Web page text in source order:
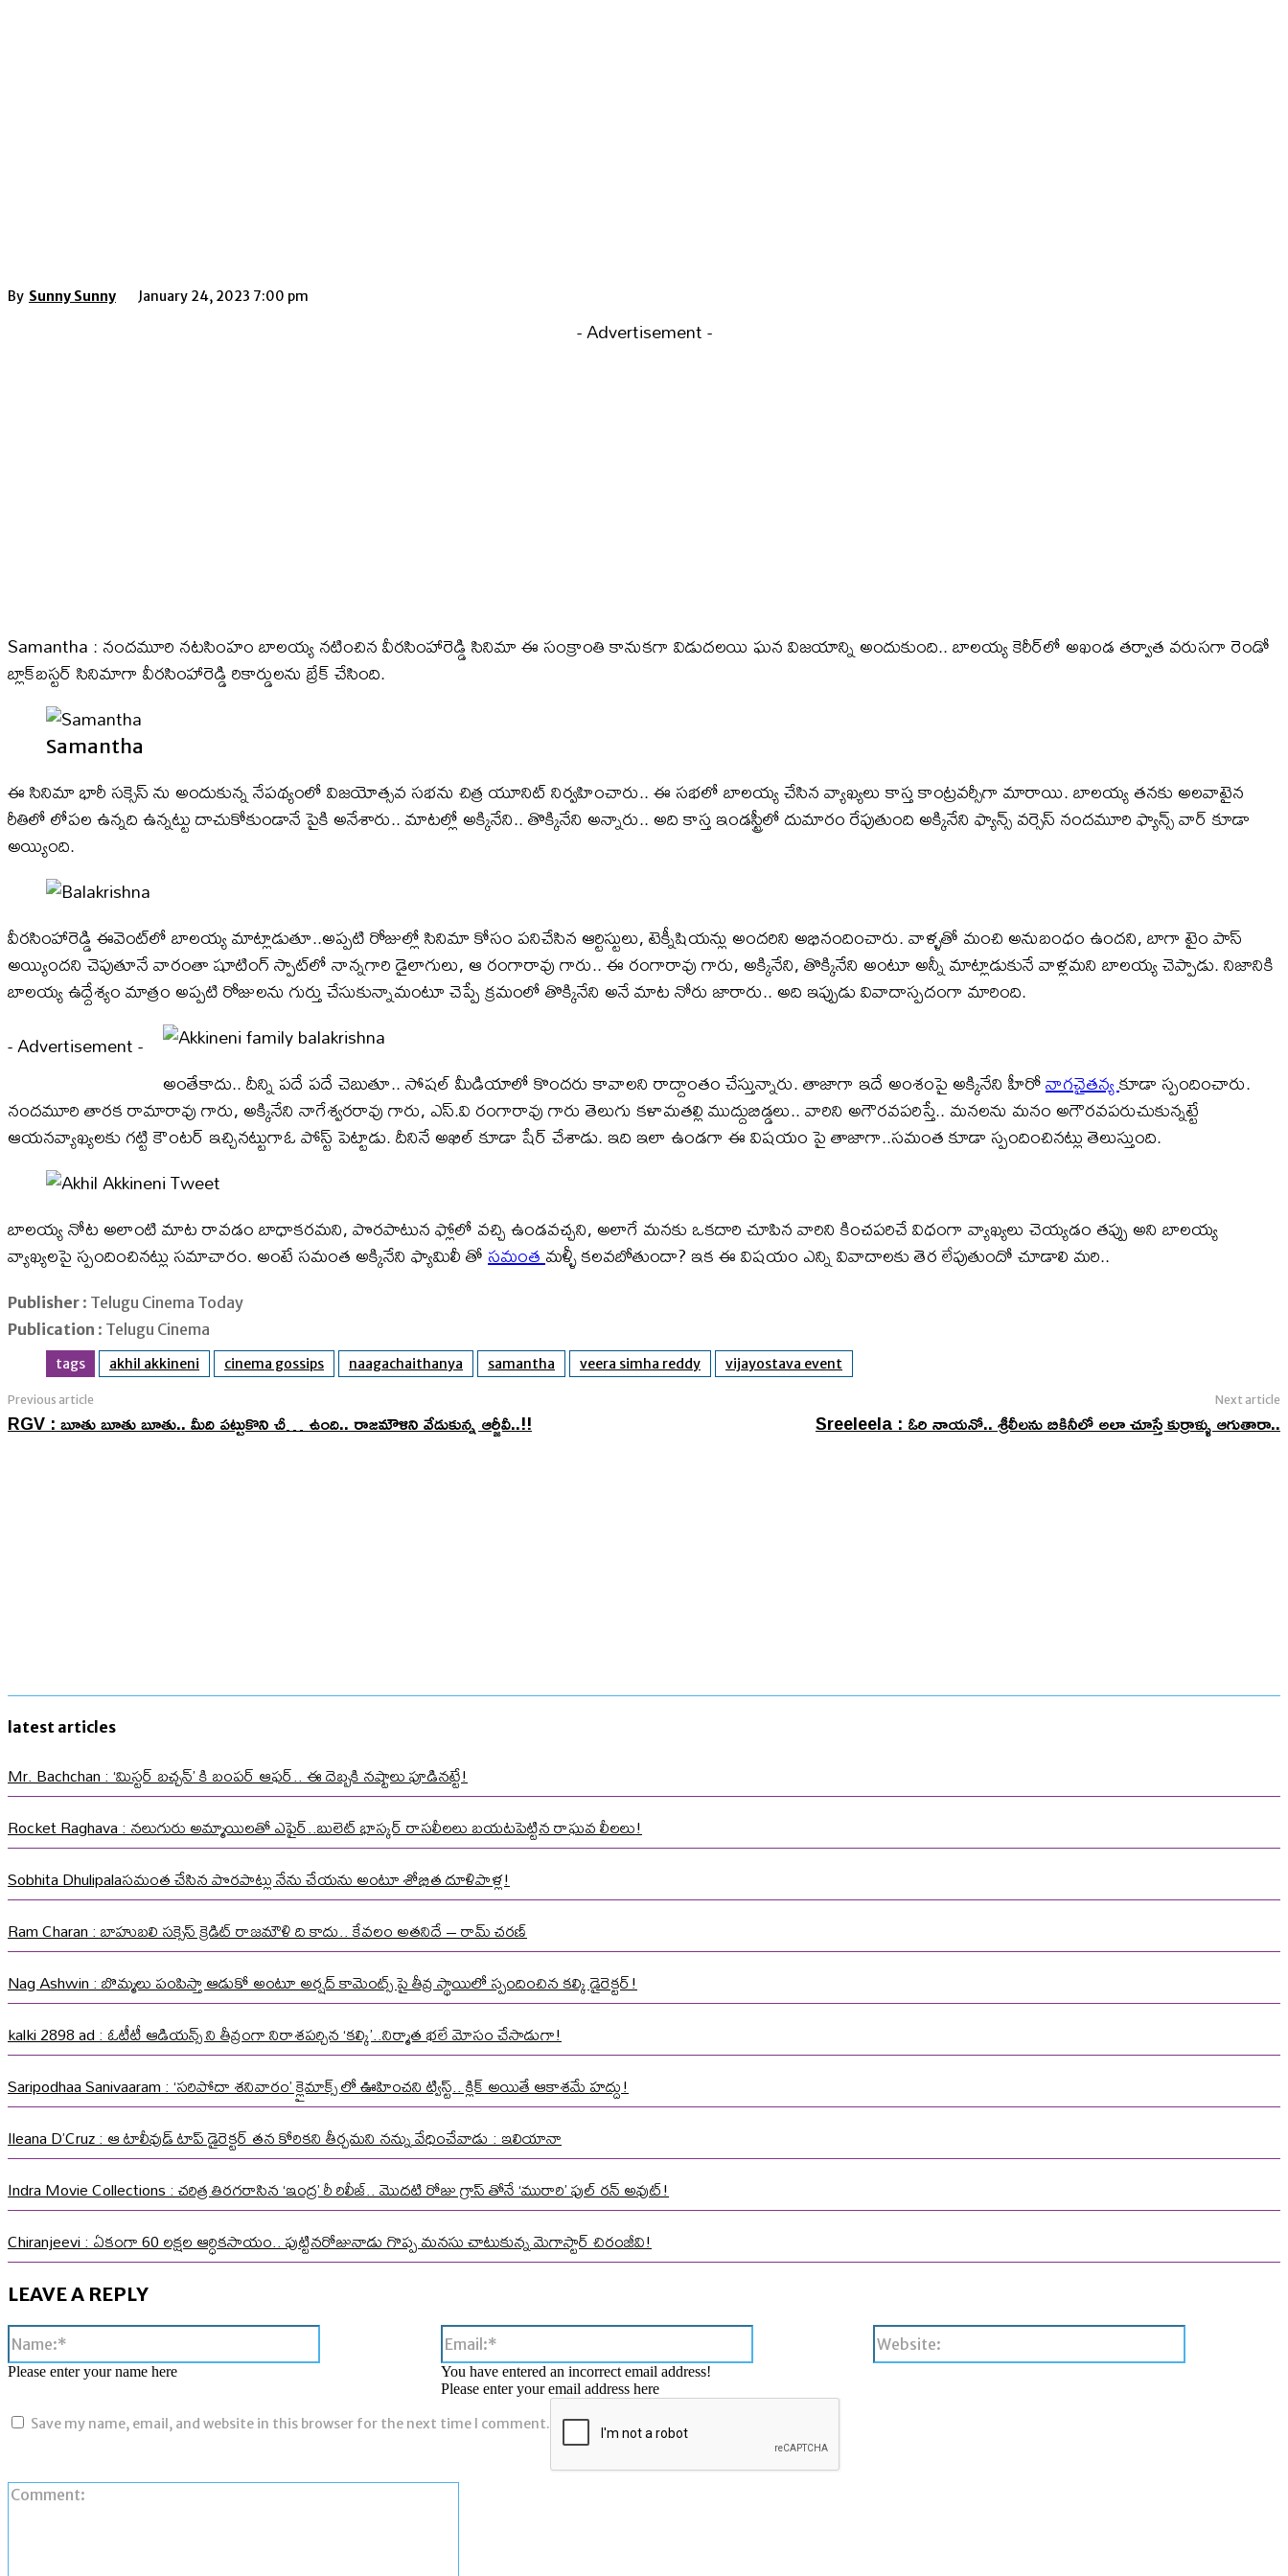
By Sunny Sunny January 24, 2023 7:00 pm
- Advertisement -
Samantha : నందమూరి నటసింహం బాలయ్య నటించిన వీరసింహారెడ్డి సినిమా ఈ సంక్రాంతి కానుకగా విడుదలయి ఘన విజయాన్ని అందుకుంది.. బాలయ్య కెరీర్‌లో అఖండ తర్వాత వరుసగా రెండో
బ్లాక్‌బస్టర్ సినిమాగా వీరసింహారెడ్డి రికార్డులను బ్రేక్ చేసింది.
Samantha
ఈ సినిమా భారీ సక్సెస్ ను అందుకున్న నేపథ్యంలో విజయోత్సవ సభను చిత్ర యూనిట్ నిర్వహించారు.. ఈ సభలో బాలయ్య చేసిన వ్యాఖ్యలు కాస్త కాంట్రవర్సీగా మారాయి. బాలయ్య తనకు అలవాటైన
రీతిలో లోపల ఉన్నది ఉన్నట్టు దాచుకోకుండానే పైకి అనేశారు.. మాటల్లో అక్కినేని.. తొక్కినేని అన్నారు.. అది కాస్త ఇండస్ట్రీలో దుమారం రేపుతుంది అక్కినేని ఫ్యాన్స్ వర్సెస్ నందమూరి ఫ్యాన్స్ వార్ కూడా
అయ్యింది.
వీరసింహారెడ్డి ఈవెంట్‌లో బాలయ్య మాట్లాడుతూ..అప్పటి రోజుల్లో సినిమా కోసం పనిచేసిన ఆర్టిస్టులు, టెక్నీషియన్లు అందరిని అభినందించారు. వాళ్ళతో మంచి అనుబంధం ఉందని, బాగా టైం పాస్
అయ్యిందని చెపుతూనే వారంతా షూటింగ్ స్పాట్‌లో నాన్నగారి డైలాగులు, ఆ రంగారావు గారు.. ఈ రంగారావు గారు, అక్కినేని, తొక్కినేని అంటూ అన్నీ మాట్లాడుకునే వాళ్లమని బాలయ్య చెప్పాడు. నిజానికి
బాలయ్య ఉద్దేశ్యం మాత్రం అప్పటి రోజులను గుర్తు చేసుకున్నామంటూ చెప్పే క్రమంలో తొక్కినేని అనే మాట నోరు జారారు.. అది ఇప్పుడు వివాదాస్పదంగా మారింది.
- Advertisement -
అంతేకాదు.. దీన్ని పదే పదే చెబుతూ.. సోషల్ మీడియాలో కొందరు కావాలని రాద్దాంతం చేస్తున్నారు. తాజాగా ఇదే అంశంపై అక్కినేని హీరోనాగచైతన్యకూడా స్పందించారు.
నందమూరి తారక రామారావు గారు, అక్కినేని నాగేశ్వరరావు గారు, ఎస్‌.వి రంగారావు గారు తెలుగు కళామతల్లి ముద్దుబిడ్డలు.. వారిని అగౌరవపరిస్తే.. మనలను మనం అగౌరవపరుచుకున్నట్టే
ఆయనవ్యాఖ్యలకు గట్టి కౌంటర్ ఇచ్చినట్టుగాఓ పోస్ట్ పెట్టాడు. దీనినే అఖిల్ కూడా షేర్ చేశాడు. ఇది ఇలా ఉండగా ఈ విషయం పై తాజాగా..స‌మంత కూడా స్పందించిన‌ట్లు తెలుస్తుంది.
బాల‌య్య నోట అలాంటి మాట రావ‌డం బాధాక‌ర‌మ‌ని, పొర‌పాటున ఫ్లోలో వ‌చ్చి ఉండ‌వ‌చ్చ‌ని, అలాగే మనకు ఒకదారి చూపిన వారిని కించపరిచే విధంగా వ్యాఖ్యలు చెయ్యడం తప్పు అని బాలయ్య
వ్యాఖ్య‌ల‌పై స్పందించిన‌ట్లు సమాచారం. అంటే సమంత అక్కినేని ఫ్యామిలీ తోసమంతమళ్ళీ కలవబోతుందా? ఇక ఈ విషయం ఎన్ని వివాదాలకు తెర లేపుతుందో చూడాలి మరి..
Publisher : Telugu Cinema Today
Publication : Telugu Cinema
tags akhil akkineni cinema gossips naagachaithanya samantha veera simha reddy vijayostava event
Previous article
RGV : బూతు బూతు బూతు.. మీది పట్టుకొని చీ… ఉంది.. రాజమౌళిని వేడుకున్న ఆర్జీవీ..!!
Next article
Sreeleela : ఓరి నాయనో.. శ్రీలీలను బికినీలో అలా చూస్తే కుర్రాళ్ళు ఆగుతారా..
latest articles
Mr. Bachchan : ‘మిస్టర్ బచ్చన్’ కి బంపర్ ఆఫర్.. ఈ దెబ్బకి నష్టాలు పూడినట్టే!
Rocket Raghava : నలుగురు అమ్మాయిలతో ఎఫైర్..బులెట్ భాస్కర్ రాసలీలలు బయటపెట్టిన రాఘవ లీలలు!
Sobhita Dhulipalaసమంత చేసిన పొరపాట్లు నేను చేయను అంటూ శోభిత దూళిపాళ్ల!
Ram Charan : బాహుబలి సక్సెస్ క్రెడిట్ రాజమౌళి ది కాదు.. కేవలం అతనిదే – రామ్ చరణ్
Nag Ashwin : బొమ్మలు పంపిస్తా ఆడుకో అంటూ అర్షద్ కామెంట్స్ పై తీవ్ర స్థాయిలో స్పందించిన కల్కి డైరెక్టర్!
kalki 2898 ad : ఓటీటీ ఆడియన్స్ ని తీవ్రంగా నిరాశపర్చిన ‘కల్కి’..నిర్మాత భలే మోసం చేసాడుగా!
Saripodhaa Sanivaaram : ‘సరిపోదా శనివారం’ క్లైమాక్స్ లో ఊహించని ట్విస్ట్.. క్లిక్ అయితే ఆకాశమే హద్దు!
Ileana D’Cruz : ఆ టాలీవుడ్ టాప్ డైరెక్టర్ తన కోరికని తీర్చమని నన్ను వేధించేవాడు : ఇలియానా
Indra Movie Collections : చరిత్ర తిరగరాసిన ‘ఇంద్ర’ రీ రిలీజ్.. మొదటి రోజు గ్రాస్ తోనే ‘మురారి’ ఫుల్ రన్ అవుట్!
Chiranjeevi : ఏకంగా 60 లక్షల ఆర్ధికసాయం.. పుట్టినరోజునాడు గొప్ప మనసు చాటుకున్న మెగాస్టార్ చిరంజీవి!
LEAVE A REPLY
Please enter your name here
Email:*
You have entered an incorrect email address!
Please enter your email address here
Save my name, email, and website in this browser for the next time I comment.